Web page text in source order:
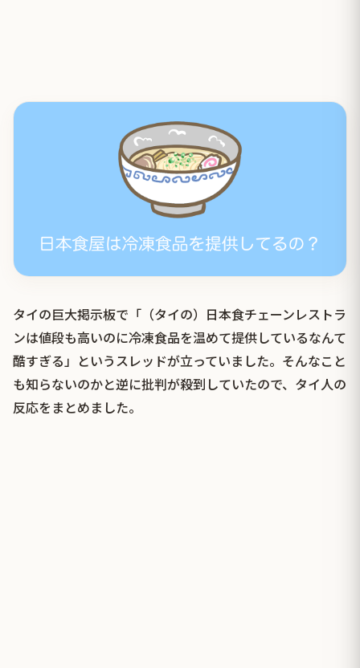
タイの巨大掲示板で「（タイの）日本食チェーンレストラ
ンは値段も高いのに冷凍食品を温めて提供しているなんて
酷すぎる」というスレッドが立っていました。そんなこと
も知らないのかと逆に批判が殺到していたので、タイ人の
反応をまとめました。